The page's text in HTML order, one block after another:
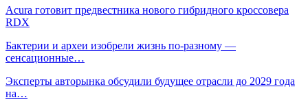
Acura готовит предвестника нового гибридного кроссовера
RDX
Бактерии и археи изобрели жизнь по-разному —
сенсационные…
Эксперты авторынка обсудили будущее отрасли до 2029 года
на…